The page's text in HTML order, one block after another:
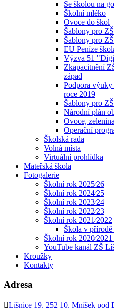
Se školou na
Školní mléko
Ovoce do škol
Šablony pro
Šablony pro
EU Peníze
Výzva 51
Zkapacitnění
západ
Podpora výuky
roce 2019
Šablony pro
Národní plán
Ovoce,
Operační
Školská rada
Volná místa
Virtuální prohlídka
Mateřská škola
Fotogalerie
Školní rok 2025⁄26
Školní rok 2024⁄25
Školní rok 2023⁄24
Školní rok 2022⁄23
Školní rok 2021⁄2022
Škola v
Školní rok
YouTube kanál ZŠ
Kroužky
Kontakty
Adresa
Líšnice 19, 252 10, Mníšek pod